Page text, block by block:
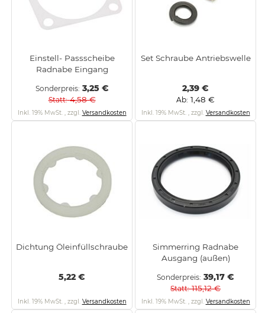
Einstell- Passscheibe
Radnabe Eingang
Sonderpreis 3,25 €
Statt 4,58 €
Inkl. 19% MwSt. , zzgl. Versandkosten
Set Schraube Antriebswelle
2,39 €
Ab 1,48 €
Inkl. 19% MwSt. , zzgl. Versandkosten
Dichtung Öleinfüllschraube
5,22 €
Inkl. 19% MwSt. , zzgl. Versandkosten
Simmerring Radnabe
Ausgang (außen)
Sonderpreis 39,17 €
Statt 115,12 €
Inkl. 19% MwSt. , zzgl. Versandkosten